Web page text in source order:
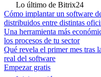
Lo último de Bitrix24
Cómo implantar un software
distribuidos entre distintas
Una herramienta más
los procesos de tu sector
Qué revela el primer mes tras
real del software
Empezar gratis